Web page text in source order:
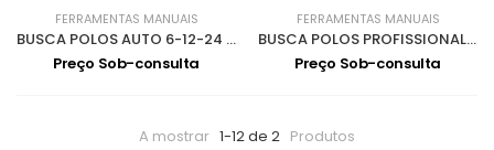
FERRAMENTAS MANUAIS
BUSCA POLOS AUTO 6-12-24 V 9607
Preço Sob-consulta
FERRAMENTAS MANUAIS
BUSCA POLOS PROFISSIONAL 3-48V 9606
Preço Sob-consulta
A mostrar 1-12 de 2 Produtos